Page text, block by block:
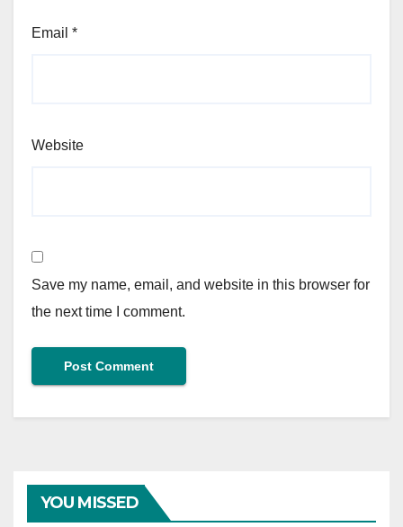
Email *
Website
Save my name, email, and website in this browser for
the next time I comment.
YOU MISSED